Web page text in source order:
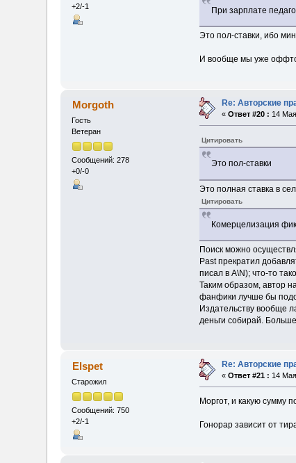
+2/-1
При зарплате
Это пол-ставки, ибо
И вообще мы уже
Morgoth
Гость
Ветеран
Сообщений: 278
+0/-0
Re: Авторские
«Ответ #20 : 14
Цитировать
Это пол-ставки
Это полная ставка в
Цитировать
Комерцелизация
Поиск можно
Past прекратил
писал в A\N); что-то
Таким образом, автор
фанфики лучше бы
Издательству вообще
деньги собирай.
Elspet
Старожил
Сообщений: 750
+2/-1
Re: Авторские
«Ответ #21 : 14
Моргот, и какую сумму
Гонорар зависит от